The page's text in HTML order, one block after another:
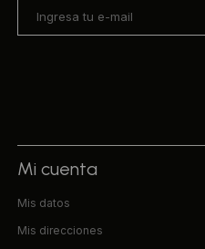
Mi cuenta
Mis datos
Mis direcciones